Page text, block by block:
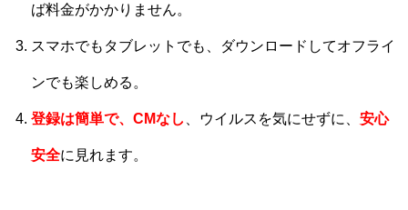
ば料金がかかりません。
スマホでもタブレットでも、ダウンロードしてオフライ
ンでも楽しめる。
登録は簡単で、CMなし 、ウイルスを気にせずに、 安心
安全に見れます。